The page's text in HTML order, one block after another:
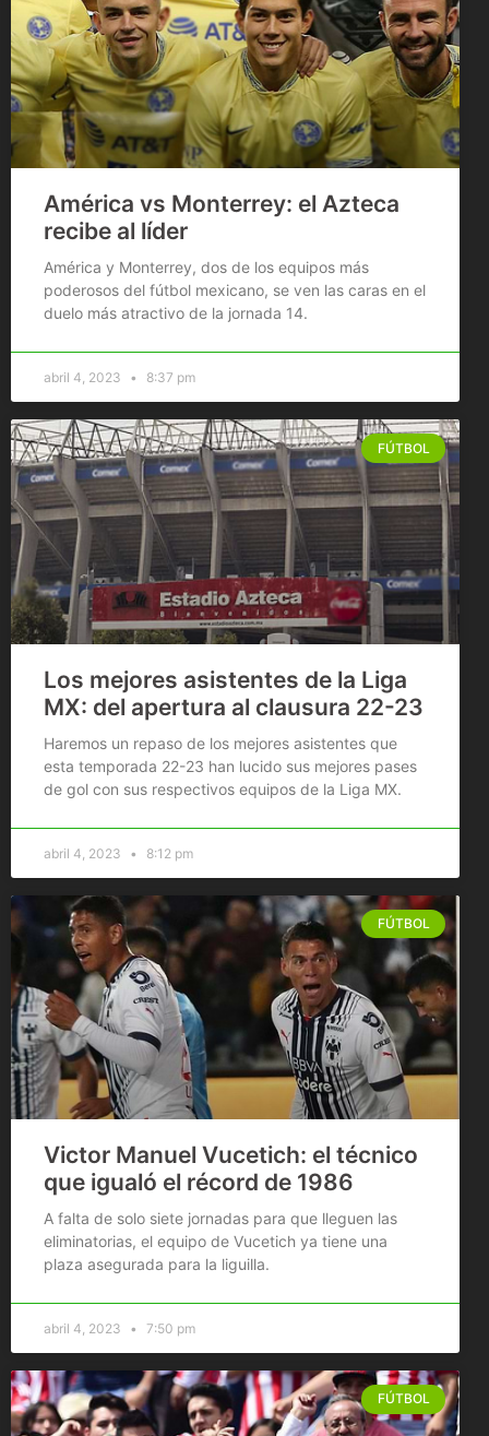
América vs Monterrey: el Azteca
recibe al líder
América y Monterrey, dos de los equipos más
poderosos del fútbol mexicano, se ven las caras en el
duelo más atractivo de la jornada 14.
abril 4, 2023 8:37 pm
FÚTBOL
Los mejores asistentes de la Liga
MX: del apertura al clausura 22-23
Haremos un repaso de los mejores asistentes que
esta temporada 22-23 han lucido sus mejores pases
de gol con sus respectivos equipos de la Liga MX.
abril 4, 2023 8:12 pm
FÚTBOL
Victor Manuel Vucetich: el técnico
que igualó el récord de 1986
A falta de solo siete jornadas para que lleguen las
eliminatorias, el equipo de Vucetich ya tiene una
plaza asegurada para la liguilla.
abril 4, 2023 7:50 pm
FÚTBOL